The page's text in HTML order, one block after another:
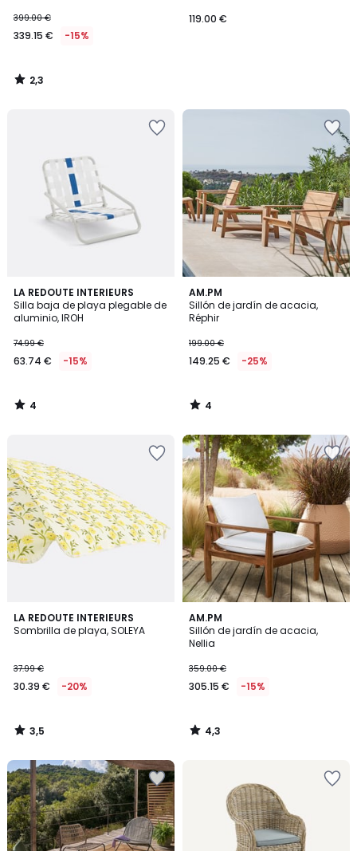
399.00 €
339.15 € -15%
2,3
/
119.00 €
LA REDOUTE INTERIEURS
Silla baja de playa plegable de
aluminio, IROH
74.99 €
63.74 € -15%
4
/
5
4
/
AM.PM
Sillón de jardín de acacia,
Réphir
199.00 €
149.25 € -25%
4
/
5
4
/
LA REDOUTE INTERIEURS
Sombrilla de playa, SOLEYA
37.99 €
30.39 € -20%
3,5
/ 5
3,5
/
AM.PM
Sillón de jardín de acacia,
Nellia
359.00 €
305.15 € -15%
4,3
/ 5
4,3
/